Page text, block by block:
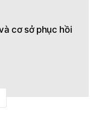
cơ sở phục hồi